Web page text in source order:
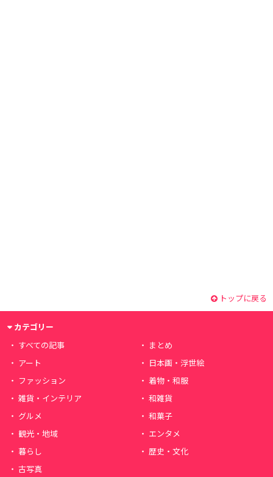
トップに戻る
カテゴリー
すべての記事
まとめ
アート
日本画・浮世絵
ファッション
着物・和服
雑貨・インテリア
和雑貨
グルメ
和菓子
観光・地域
エンタメ
暮らし
歴史・文化
古写真